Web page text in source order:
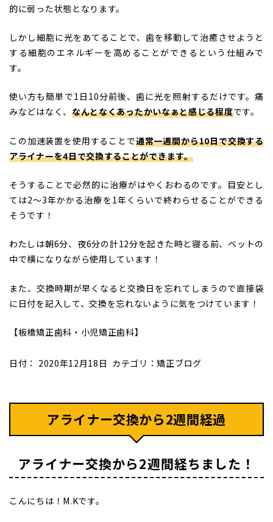
的に弱った状態となります。
しかし細胞に光をあてることで、歯を移動して治癒させようと
する細胞のエネルギーを高めることができるという仕組みで
す。
使い方も簡単で1日10分前後、歯に光を照射するだけです。痛
みなどはなく、 なんとなくあったかいなぁと感じる程度です。
この加速装置を使用することで通常一週間から10日で交換する
アライナーを4日で交換することができます。
そうすることで必然的に治療がはやくおわるのです。目安とし
ては2〜3年かかる治療を1年くらいで終わらせることができる
そうです！
わたしは朝6分、夜6分の計12分を起きた時と寝る前、ベットの
中で横になりながら使用しています！
また、交換時期が早くなると交換日を忘れてしまうので直接袋
に日付を記入して、交換を忘れないように気をつけています！
【板橋矯正歯科・小児矯正歯科】
日付： 2020年12月18日 カテゴリ：矯正ブログ
アライナー交換から2週間経過
アライナー交換から2週間経ちました！
こんにちは！M.Kです。